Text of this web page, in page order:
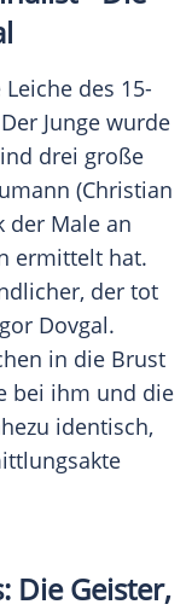
des 15-
Junge wurde
drei große
(Christian
der Male an
ermittelt hat.
der tot
Dovgal.
in die Brust
bei ihm und die
identisch,
Die Geister,